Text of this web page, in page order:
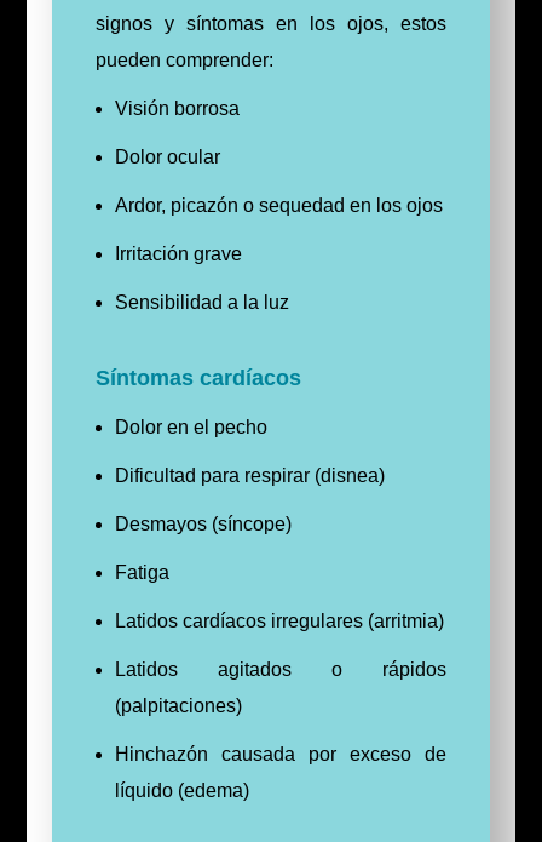
signos y síntomas en los ojos, estos
pueden comprender:
Visión borrosa
Dolor ocular
Ardor, picazón o sequedad en los ojos
Irritación grave
Sensibilidad a la luz
Síntomas cardíacos
Dolor en el pecho
Dificultad para respirar (disnea)
Desmayos (síncope)
Fatiga
Latidos cardíacos irregulares (arritmia)
Latidos agitados o rápidos
(palpitaciones)
Hinchazón causada por exceso de
líquido (edema)